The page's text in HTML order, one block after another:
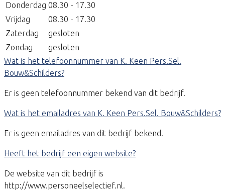
Donderdag 08.30 - 17.30
Vrijdag
08.30 - 17.30
Zaterdag
gesloten
Zondag
gesloten
Wat is het telefoonnummer van K. Keen Pers.Sel.
Bouw&Schilders?
Er is geen telefoonnummer bekend van dit bedrijf.
Wat is het emailadres van K. Keen Pers.Sel. Bouw&Schilders?
Er is geen emailadres van dit bedrijf bekend.
Heeft het bedrijf een eigen website?
De website van dit bedrijf is
http://www.personeelselectief.nl.